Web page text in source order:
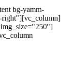
bg-yamm-
right"][vc_column]